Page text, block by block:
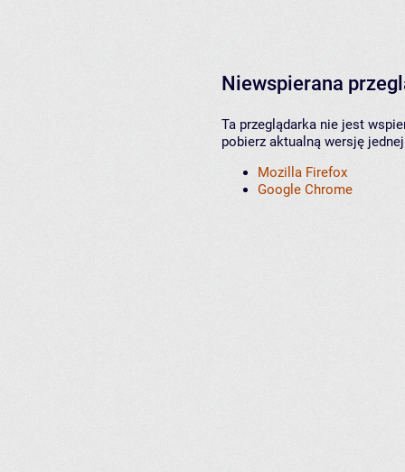
Niewspierana
Ta przeglądarka nie jest
pobierz aktualną wersję
Mozilla Firefox
Google Chrome